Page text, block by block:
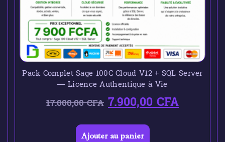
Pack Complet Sage 100C Cloud V12 + SQL Server
— Licence Authentique à Vie
17.000,00CFA 7.900,00CFA
Ajouter au panier